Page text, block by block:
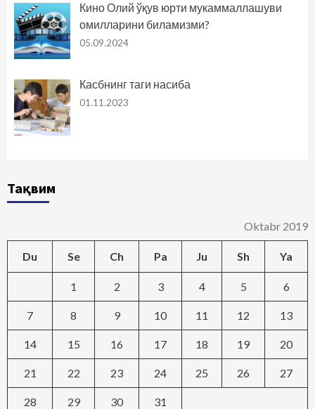
Кино Олий ўқув юрти мукаммаллашуви
омилларини биламизми?
05.09.2024
Касбнинг таги насиба
01.11.2023
Тақвим
Oktabr 2019
Du Se Ch Pa Ju Sh Ya
1 2 3 4 5 6
7 8 9 10 11 12 13
14 15 16 17 18 19 20
21 22 23 24 25 26 27
28 29 30 31